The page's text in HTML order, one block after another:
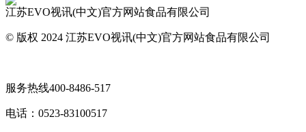
江苏EVO视讯(中文)官方网站食品有限公司
© 版权 2024 江苏EVO视讯(中文)官方网站食品有限公司
服务热线400-8486-517
电话： 0523-83100517